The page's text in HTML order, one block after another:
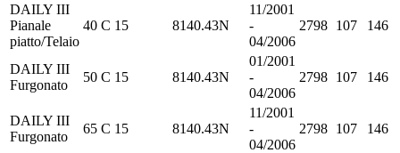
DAILY III
Pianale
piatto/Telaio
40 C 15 8140.43N
11/2001
-
04/2006
2798 107 146
DAILY III
Furgonato
50 C 15 8140.43N
01/2001
-
04/2006
2798 107 146
DAILY III
Furgonato
65 C 15 8140.43N
11/2001
-
04/2006
2798 107 146